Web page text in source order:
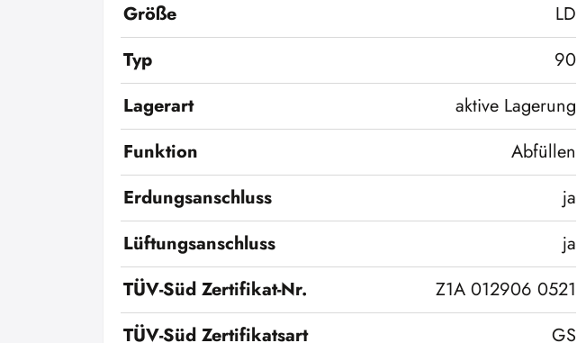
Größe
LD
Typ
90
Lagerart
aktive Lagerung
Funktion
Abfüllen
Erdungsanschluss
ja
Lüftungsanschluss
ja
TÜV-Süd Zertifikat-Nr.
Z1A 012906 0521
TÜV-Süd Zertifikatsart
GS